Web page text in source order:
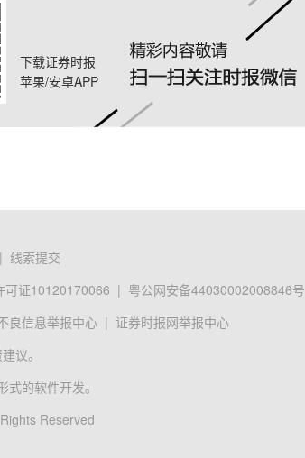
下载证券时报
苹果/安卓APP
| 线索提交
可证10120170066 | 粤公网安备44030002008846号
良信息举报中心 | 证券时报网举报中心
议。
的软件开发。
Reserved